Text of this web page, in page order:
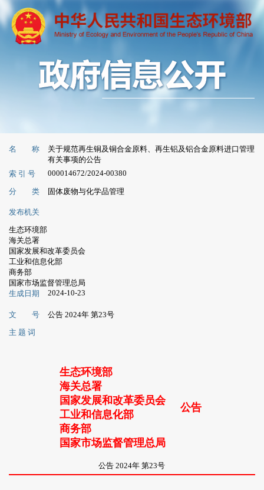
名 称
关于规范再生铜及铜合金原料、再生铝及铝合金原料进口管理
有关事项的公告
索 引 号
000014672/2024-00380
分 类 固体废物与化学品管理
发布机关
生态环境部
海关总署
国家发展和改革委员会
工业和信息化部
商务部
国家市场监督管理总局
生成日期
2024-10-23
文 号
公告 2024年 第23号
主 题 词
生态环境部
海关总署
国家发展和改革委员会
工业和信息化部
商务部
国家市场监督管理总局
公告
公告 2024年 第23号